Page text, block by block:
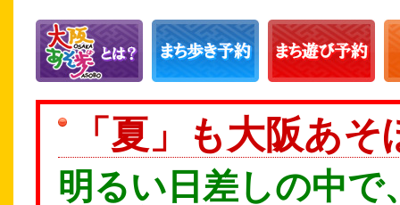
「夏」も大阪あ
明るい日差しの中